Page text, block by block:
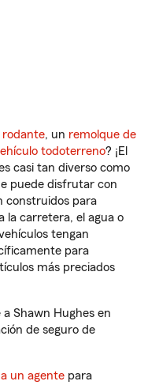
rodante, un remolque de
todoterreno? ¡El
casi tan diverso como
puede disfrutar con
construidos para
la carretera, el agua o
tengan
para
más preciados
Shawn Hughes en
de seguro de
un agente para